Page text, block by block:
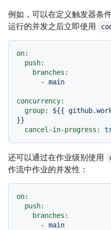
例如，可以在定义触发器条
运行的并发之后立即使用
on:
push:
branches:
-
main
concurrency:
group:
${{
}}
cancel-in-progress:
还可以通过在作业级别使用
作流中作业的并发性：
on:
push:
branches:
-
main